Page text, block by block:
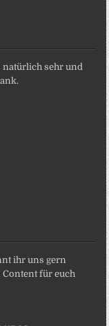
natürlich sehr und
ihr uns gern
für euch